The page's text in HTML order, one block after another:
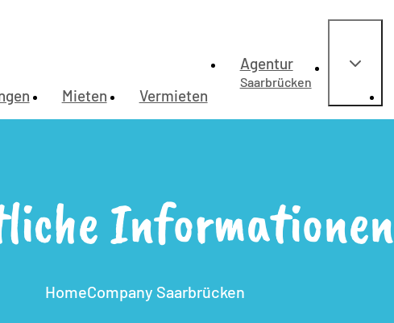
Mieten Vermieten
Agentur
Saarbrücken
Informationen
HomeCompany Saarbrücken